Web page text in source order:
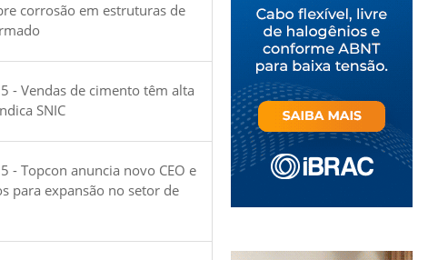
corrosão em estruturas de
- Vendas de cimento têm alta
SNIC
- Topcon anuncia novo CEO e
para expansão no setor de